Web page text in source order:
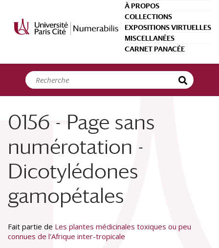
À PROPOS
COLLECTIONS
EXPOSITIONS VIRTUELLES
MISCELLANÉES
CARNET PANACÉE
0156 - Page sans
numérotation -
Dicotylédones
gamopétales
Fait partie de Les plantes médicinales toxiques ou peu
connues de l'Afrique inter-tropicale